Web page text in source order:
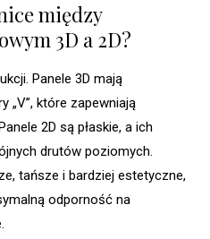
między
3D a 2D?
Panele 3D mają
„V”, które zapewniają
2D są płaskie, a ich
drutów poziomych.
tańsze i bardziej estetyczne,
odporność na